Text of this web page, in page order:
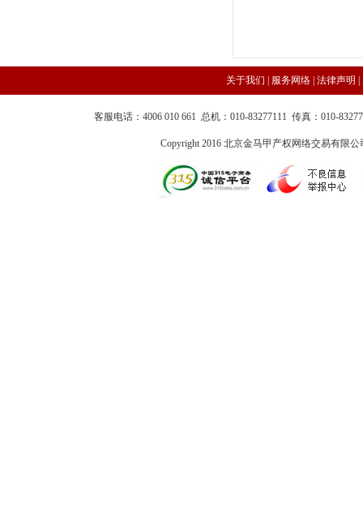
关于我们 | 服务网络 法律声明
客服电话：4006 010 661 总机：010-83277111 传真：010-
Copyright 2016 北京金马甲产权网络交易有限